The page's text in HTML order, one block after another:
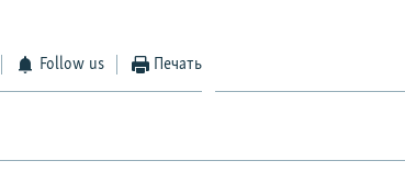
Follow us Печать